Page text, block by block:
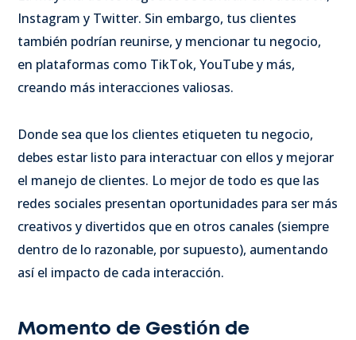
Instagram y Twitter. Sin embargo, tus clientes
también podrían reunirse, y mencionar tu negocio,
en plataformas como TikTok, YouTube y más,
creando más interacciones valiosas.
Donde sea que los clientes etiqueten tu negocio,
debes estar listo para interactuar con ellos y mejorar
el manejo de clientes. Lo mejor de todo es que las
redes sociales presentan oportunidades para ser más
creativos y divertidos que en otros canales (siempre
dentro de lo razonable, por supuesto), aumentando
así el impacto de cada interacción.
Momento de Gestión de